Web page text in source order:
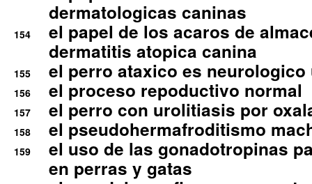
dermatologicas caninas
154
el papel de los acaros de
dermatitis atopica canina
155 el perro ataxico es
156 el proceso repoductivo normal
157 el perro con urolitiasis por
158 el pseudohermafroditismo
159
el uso de las gonadotropinas
en perras y gatas